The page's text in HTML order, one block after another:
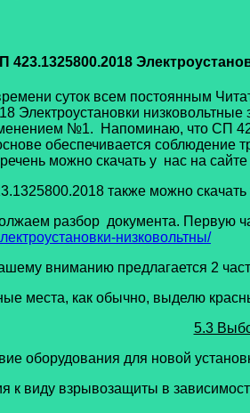
423.1325800.2018
суток всем постоянным
Электроустановки
№1. Напоминаю, что СП
обеспечивается соблюдение
можно скачать у нас на
также можно скачать у
разбор документа. Первую
низковольтны/
вниманию предлагается 2
места, как обычно, выделю
5.3
оборудования для новой
к виду взрывозащиты в